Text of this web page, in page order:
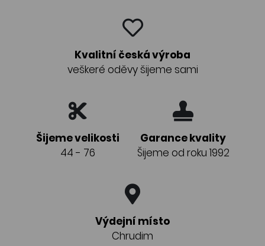
Kvalitní česká výroba
veškeré oděvy šijeme sami
Šijeme velikosti
44 - 76
Garance kvality
Šijeme od roku 1992
Výdejní místo
Chrudim